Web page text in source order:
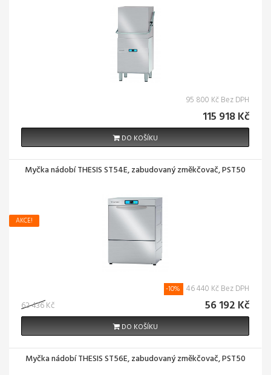
95 800 Kč Bez DPH
115 918 Kč
DO KOŠÍKU
Myčka nádobí THESIS ST54E, zabudovaný změkčovač, PST50
AKCE!
62 436 Kč
-10% 46 440 Kč Bez DPH
56 192 Kč
DO KOŠÍKU
Myčka nádobí THESIS ST56E, zabudovaný změkčovač, PST50